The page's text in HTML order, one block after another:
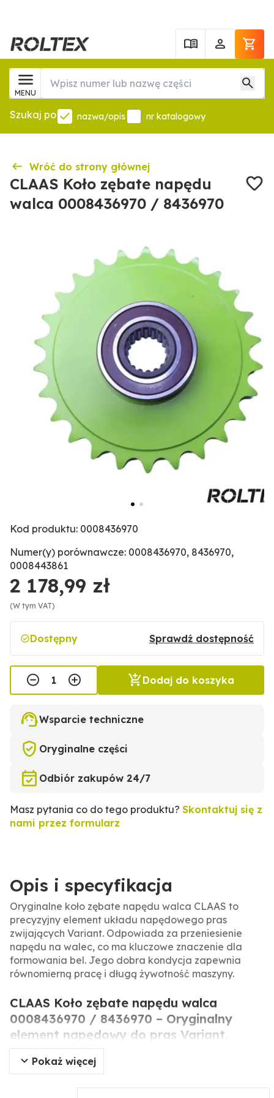
MENU
Szukaj po nazwa/opis nr katalogowy
Wróć do strony głównej
CLAAS Koło zębate napędu
walca 0008436970 / 8436970
Kod produktu: 0008436970
Numer(y) porównawcze: 0008436970, 8436970,
0008443861
2 178,99 zł
(W tym VAT)
Dostępny Sprawdź dostępność
Dodaj do koszyka
Wsparcie techniczne
Oryginalne części
Odbiór zakupów 24/7
Masz pytania co do tego produktu? Skontaktuj się z
nami przez formularz
Opis i specyfikacja
Oryginalne koło zębate napędu walca CLAAS to
precyzyjny element układu napędowego pras
zwijających Variant. Odpowiada za przeniesienie
napędu na walec, co ma kluczowe znaczenie dla
formowania bel. Jego dobra kondycja zapewnia
równomierną pracę i długą żywotność maszyny.
CLAAS Koło zębate napędu walca
0008436970 / 8436970 – Oryginalny
element napędowy do pras Variant.
Oryginalne koło zębate napędu walca CLAAS to
kluczowy komponent pras zwijających serii Variant.
Odpowiada za przeniesienie napędu na walec, co
Pokaż więcej